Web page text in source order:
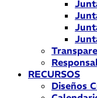
RECURSOS
Diseños